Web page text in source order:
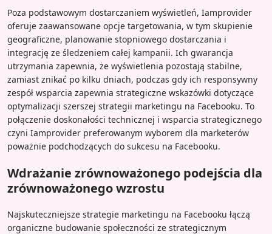
Poza podstawowym dostarczaniem wyświetleń, Iamprovider
oferuje zaawansowane opcje targetowania, w tym skupienie
geograficzne, planowanie stopniowego dostarczania i
integrację ze śledzeniem całej kampanii. Ich gwarancja
utrzymania zapewnia, że wyświetlenia pozostają stabilne,
zamiast znikać po kilku dniach, podczas gdy ich responsywny
zespół wsparcia zapewnia strategiczne wskazówki dotyczące
optymalizacji szerszej strategii marketingu na Facebooku. To
połączenie doskonałości technicznej i wsparcia strategicznego
czyni Iamprovider preferowanym wyborem dla marketerów
poważnie podchodzących do sukcesu na Facebooku.
Wdrażanie zrównoważonego podejścia dla
zrównoważonego wzrostu
Najskuteczniejsze strategie marketingu na Facebooku łączą
organiczne budowanie społeczności ze strategicznym